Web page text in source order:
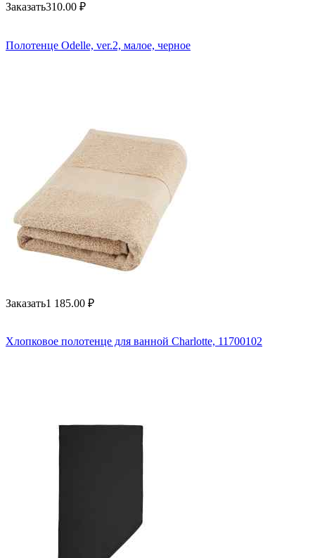
Заказать310.00 ₽
Полотенце Odelle, ver.2, малое, черное
Заказать1 185.00 ₽
Хлопковое полотенце для ванной Charlotte, 11700102